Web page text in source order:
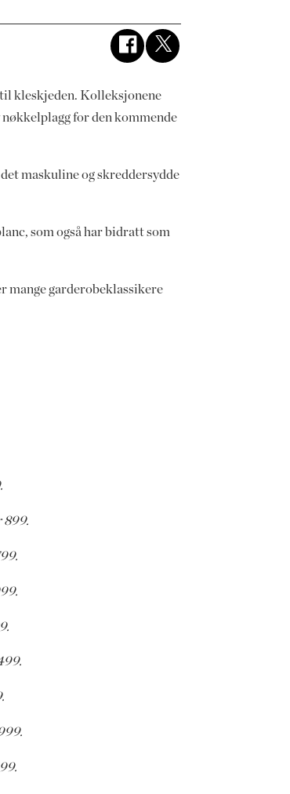
kleskjeden. Kolleksjonene
for den kommende
maskuline og skreddersydde
som også har bidratt som
mange garderobeklassikere
899.